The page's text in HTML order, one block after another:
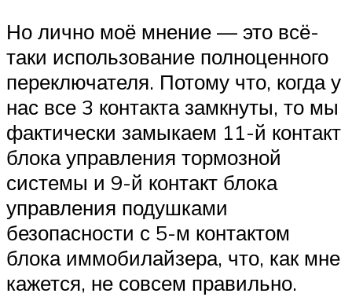
Но лично моё мнение — это всё-
таки использование полноценного
переключателя. Потому что, когда у
нас все 3 контакта замкнуты, то мы
фактически замыкаем 11-й контакт
блока управления тормозной
системы и 9-й контакт блока
управления подушками
безопасности с 5-м контактом
блока иммобилайзера, что, как мне
кажется, не совсем правильно.